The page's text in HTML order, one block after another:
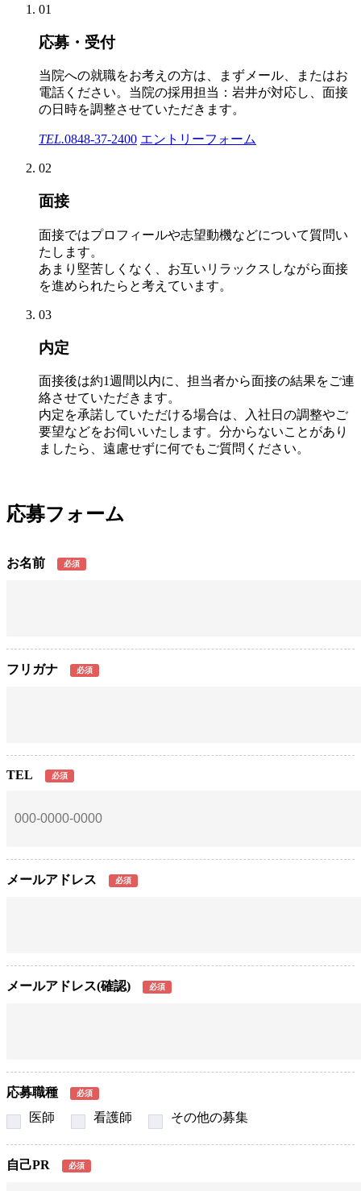
01
応募・受付
当院への就職をお考えの方は、まずメール、またはお
電話ください。当院の採用担当：岩井が対応し、面接
の日時を調整させていただきます。
TEL.0848-37-2400 エントリーフォーム
02
面接
面接ではプロフィールや志望動機などについて質問い
たします。
あまり堅苦しくなく、お互いリラックスしながら面接
を進められたらと考えています。
03
内定
面接後は約1週間以内に、担当者から面接の結果をご連
絡させていただきます。
内定を承諾していただける場合は、入社日の調整やご
要望などをお伺いいたします。分からないことがあり
ましたら、遠慮せずに何でもご質問ください。
応募フォーム
お名前 必須
フリガナ 必須
TEL 必須
メールアドレス 必須
メールアドレス(確認) 必須
応募職種 必須
医師 看護師 その他の募集
自己PR 必須